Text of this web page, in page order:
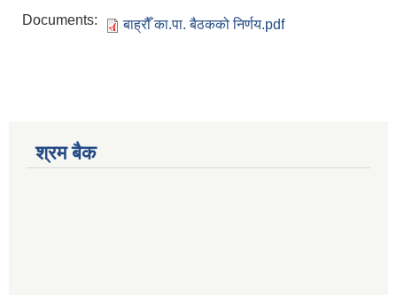
Documents: बाह्रौँ का.पा. बैठकको निर्णय.pdf
श्रम बैक